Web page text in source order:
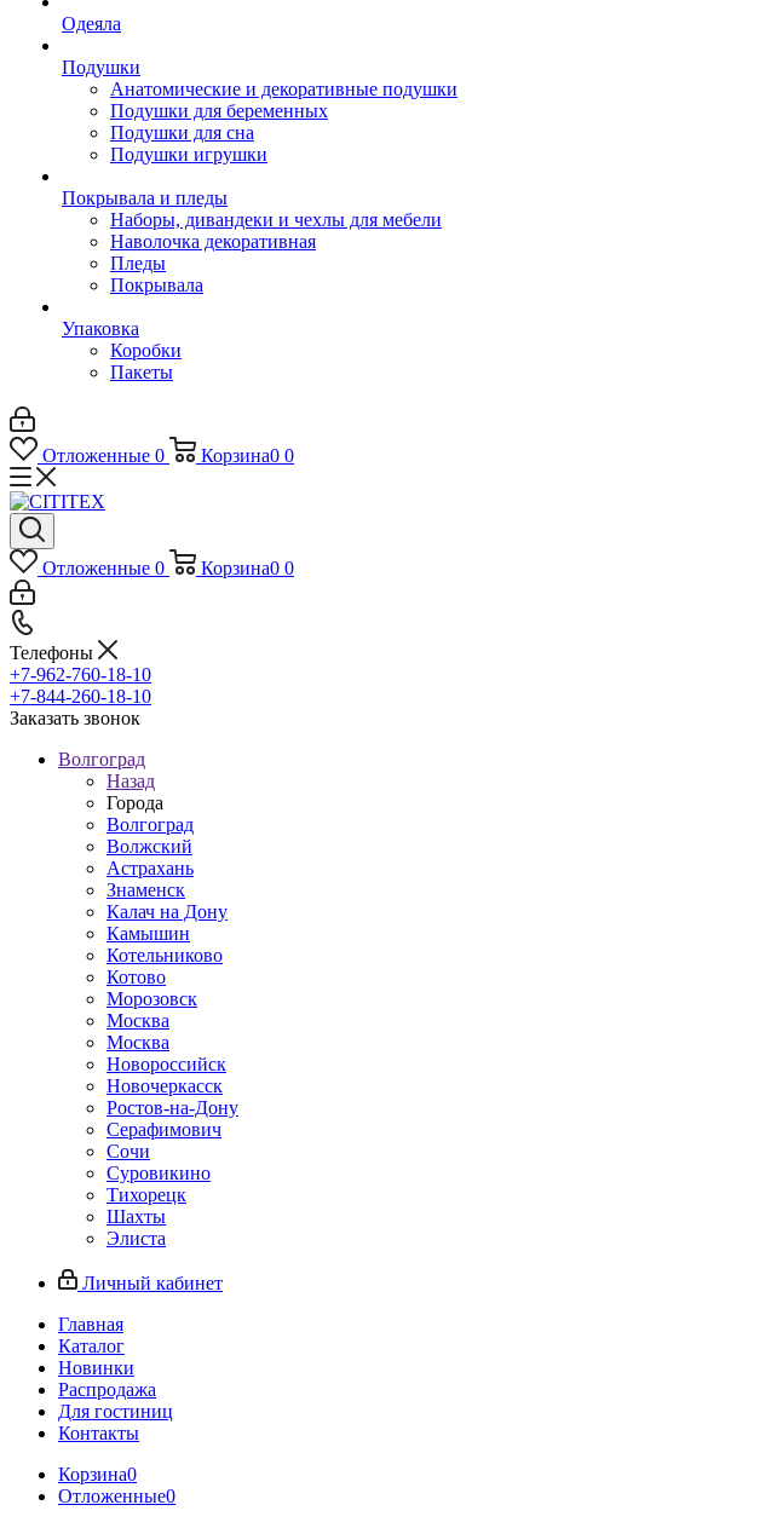
Одеяла
Подушки
Анатомические и декоративные подушки
Подушки для беременных
Подушки для сна
Подушки игрушки
Покрывала и пледы
Наборы, дивандеки и чехлы для мебели
Наволочка декоративная
Пледы
Покрывала
Упаковка
Коробки
Пакеты
Отложенные 0 Корзина0 0
Отложенные 0 Корзина0 0
Телефоны
+7-962-760-18-10
+7-844-260-18-10
Заказать звонок
Волгоград
Назад
Города
Волгоград
Волжский
Астрахань
Знаменск
Калач на Дону
Камышин
Котельниково
Котово
Морозовск
Москва
Москва
Новороссийск
Новочеркасск
Ростов-на-Дону
Серафимович
Сочи
Суровикино
Тихорецк
Шахты
Элиста
Личный кабинет
Главная
Каталог
Новинки
Распродажа
Для гостиниц
Контакты
Корзина0
Отложенные0